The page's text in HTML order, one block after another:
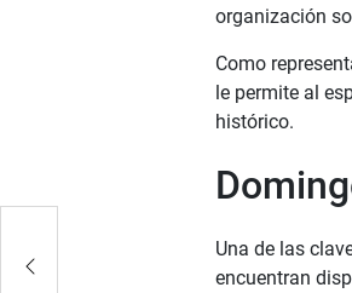
organización
Como
le permite al
histórico.
Una de las
encuentran